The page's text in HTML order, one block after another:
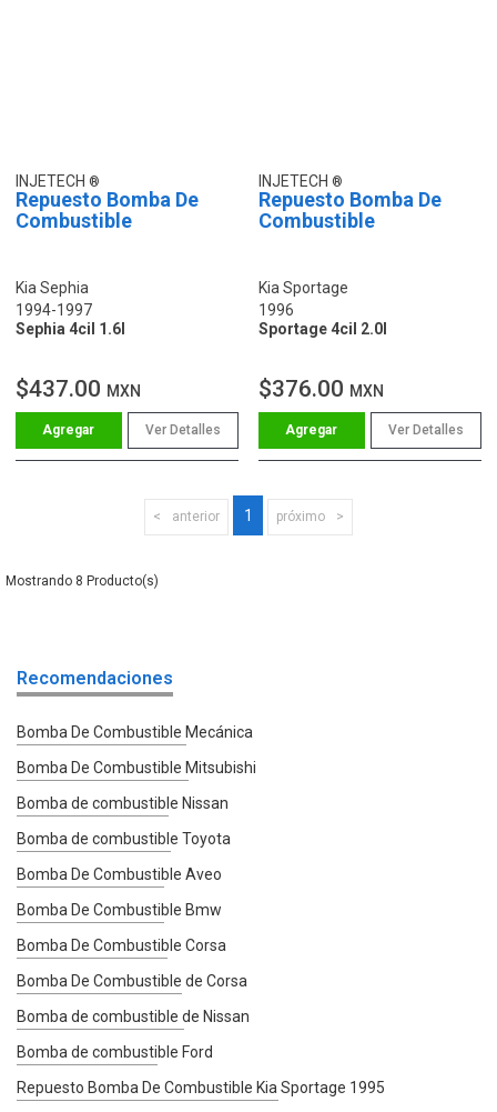
INJETECH
Repuesto Bomba De
Combustible
Kia Sephia
1994-1997
Sephia 4cil 1.6l
$437.00 MXN
Ver Detalles
INJETECH
Repuesto Bomba De
Combustible
Kia Sportage
1996
Sportage 4cil 2.0l
$376.00 MXN
Ver Detalles
anterior 1 próximo
8
Recomendaciones
Bomba De Combustible Mecánica
Bomba De Combustible Mitsubishi
Bomba de combustible Nissan
Bomba de combustible Toyota
Bomba De Combustible Aveo
Bomba De Combustible Bmw
Bomba De Combustible Corsa
Bomba De Combustible de Corsa
Bomba de combustible de Nissan
Bomba de combustible Ford
Repuesto Bomba De Combustible Kia Sportage 1995